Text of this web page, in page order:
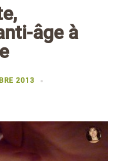
âge à
2013